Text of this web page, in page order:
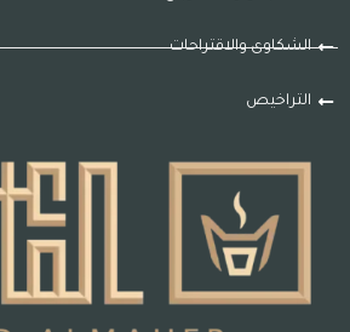
الشكاوى والاقتراحات
التراخيص